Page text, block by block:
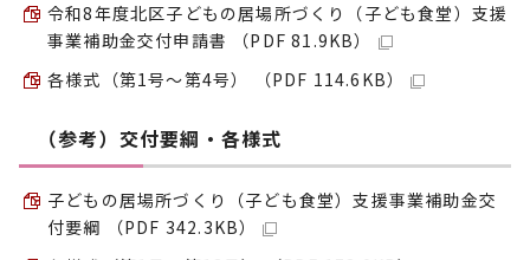
令和8年度北区子どもの居場所づくり（子ども食堂）支援
事業補助金交付申請書 （PDF 81.9KB）
各様式（第1号～第4号） （PDF 114.6KB）
（参考）交付要綱・各様式
子どもの居場所づくり（子ども食堂）支援事業補助金交
付要綱 （PDF 342.3KB）